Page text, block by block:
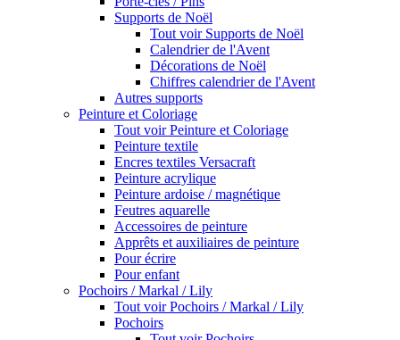
Supports de Noël
Tout voir Supports de Noël
Calendrier de l'Avent
Décorations de Noël
Chiffres calendrier de l'Avent
Autres supports
Peinture et Coloriage
Tout voir Peinture et Coloriage
Peinture textile
Encres textiles Versacraft
Peinture acrylique
Peinture ardoise / magnétique
Feutres aquarelle
Accessoires de peinture
Apprêts et auxiliaires de peinture
Pour écrire
Pour enfant
Pochoirs / Markal / Lily
Tout voir Pochoirs / Markal / Lily
Pochoirs